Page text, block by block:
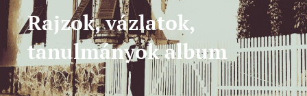
Rajzok, vázlatok,
tanulmányok album